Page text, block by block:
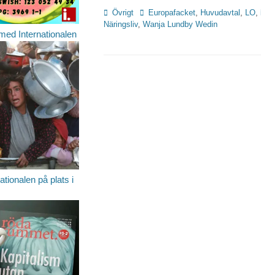
Kategorier
Övrigt Etiketter
Europafacket, Huvudavtal , LO,
Näringsliv, Wanja Lundby Wedin
Internationalen
på plats i